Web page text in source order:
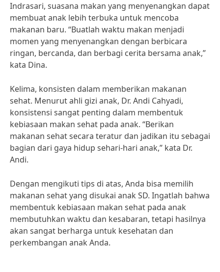
Indrasari, suasana makan yang menyenangkan dapat
membuat anak lebih terbuka untuk mencoba
makanan baru. “Buatlah waktu makan menjadi
momen yang menyenangkan dengan berbicara
ringan, bercanda, dan berbagi cerita bersama anak,”
kata Dina.
Kelima, konsisten dalam memberikan makanan
sehat. Menurut ahli gizi anak, Dr. Andi Cahyadi,
konsistensi sangat penting dalam membentuk
kebiasaan makan sehat pada anak. “Berikan
makanan sehat secara teratur dan jadikan itu sebagai
bagian dari gaya hidup sehari-hari anak,” kata Dr.
Andi.
Dengan mengikuti tips di atas, Anda bisa memilih
makanan sehat yang disukai anak SD. Ingatlah bahwa
membentuk kebiasaan makan sehat pada anak
membutuhkan waktu dan kesabaran, tetapi hasilnya
akan sangat berharga untuk kesehatan dan
perkembangan anak Anda.